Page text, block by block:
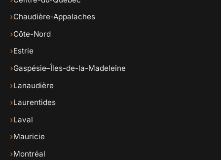
›Chaudière-Appalaches
›Côte-Nord
›Estrie
›Gaspésie–Îles-de-la-Madeleine
›Lanaudière
›Laurentides
›Laval
›Mauricie
›Montréal